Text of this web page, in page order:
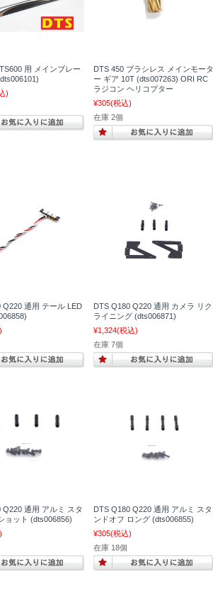
用 メインブレー
)
DTS 450 ブラシレス メインモータ
ー ギア 10T (dts007263) ORI RC
ラジコン ヘリコプター
¥305(税込)
在庫 2個
Q220 通用 テール LED
DTS Q180 Q220 通用 カメラ リク
ライニング (dts006871)
¥1,324(税込)
在庫 7個
Q220 通用 アルミ スタ
ョット (dts006856)
DTS Q180 Q220 通用 アルミ スタ
ンドオフ ロング (dts006855)
¥305(税込)
在庫 18個